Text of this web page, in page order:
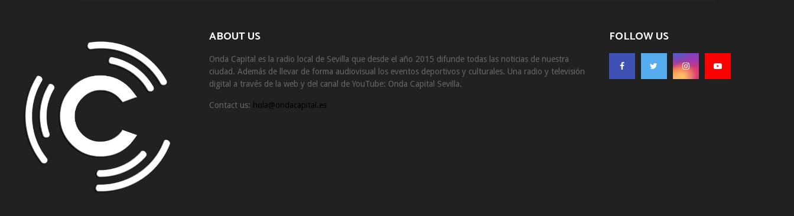
ABOUT US
Onda Capital es la radio local de Sevilla que desde el año 2015 difunde todas las noticias de nuestra
ciudad. Además de llevar de forma audiovisual los eventos deportivos y culturales. Una radio y televisión
digital a través de la web y del canal de YouTube: Onda Capital Sevilla.
Contact us: hola@ondacapital.es
FOLLOW US